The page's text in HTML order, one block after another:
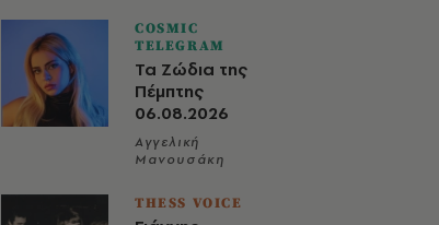
COSMIC
TELEGRAM
Τα Ζώδια της
Πέμπτης
06.08.2026
Αγγελική
Μανουσάκη
THESS VOICE